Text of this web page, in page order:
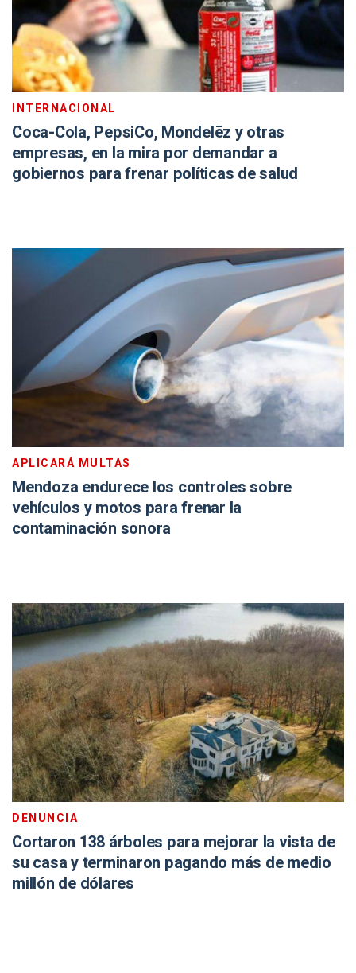
INTERNACIONAL
Coca-Cola, PepsiCo, Mondelēz y otras
empresas, en la mira por demandar a
gobiernos para frenar políticas de salud
APLICARÁ MULTAS
Mendoza endurece los controles sobre
vehículos y motos para frenar la
contaminación sonora
DENUNCIA
Cortaron 138 árboles para mejorar la vista de
su casa y terminaron pagando más de medio
millón de dólares